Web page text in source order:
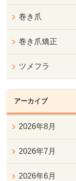
巻き爪
巻き爪矯正
ツメフラ
アーカイブ
2026年8月
2026年7月
2026年6月